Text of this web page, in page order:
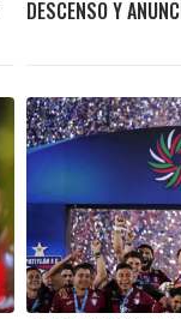
DESCENSO Y